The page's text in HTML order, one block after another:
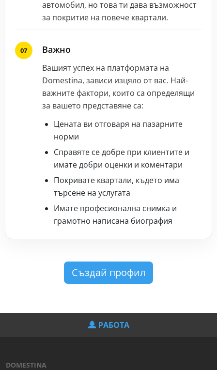
автомобил, но това ти дава възможност
за покритие на повече квартали.
Важно
Вашият успех на платформата на
Domestina, зависи изцяло от вас. Най-
важните фактори, които са определящи
за вашето представяне са:
Цената ви отговаря на пазарните
норми
Справяте се добре при клиентите и
имате добри оценки и коментари
Покривате квартали, където има
търсене на услугата
Имате професионална снимка и
грамотно написана биография
Създай профил
РАБОТА
DOMESTINA